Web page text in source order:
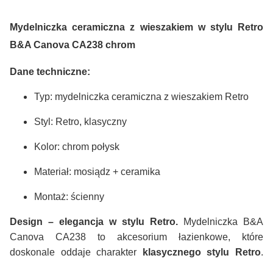
Mydelniczka ceramiczna z wieszakiem w stylu Retro
B&A Canova CA238 chrom
Dane techniczne:
Typ: mydelniczka ceramiczna z wieszakiem Retro
Styl: Retro, klasyczny
Kolor: chrom połysk
Materiał: mosiądz + ceramika
Montaż: ścienny
Design – elegancja w stylu Retro.
Mydelniczka B&A
Canova CA238 to akcesorium łazienkowe, które
doskonale oddaje charakter
klasycznego stylu Retro.